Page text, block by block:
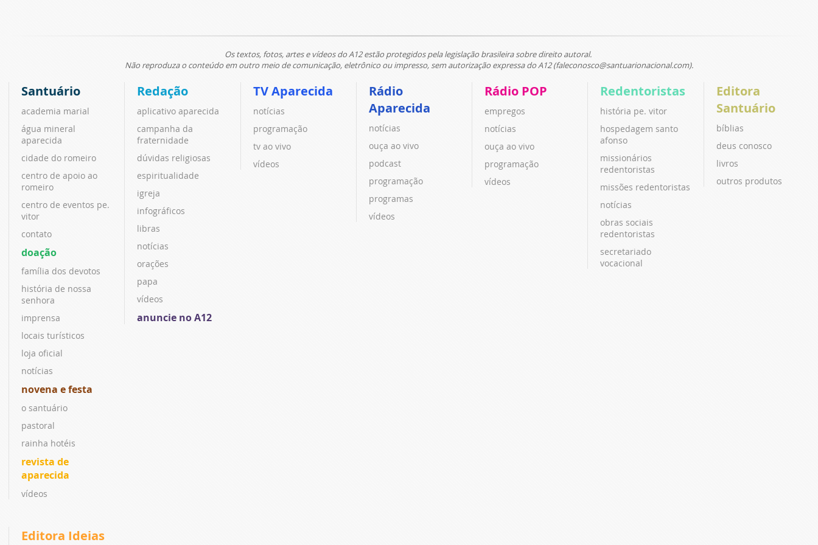
Os textos, fotos, artes e vídeos do A12 estão protegidos pela legislação brasileira sobre direito autoral.
Não reproduza o conteúdo em outro meio de comunicação, eletrônico ou impresso, sem autorização expressa do A12 (faleconosco@santuarionacional.com).
Santuário
academia marial
água mineral
aparecida
cidade do romeiro
centro de apoio ao
romeiro
centro de eventos pe.
vitor
contato
doação
família dos devotos
história de nossa
senhora
imprensa
locais turísticos
loja oficial
notícias
novena e festa
o santuário
pastoral
rainha hotéis
revista de
aparecida
vídeos
Redação
aplicativo aparecida
campanha da
fraternidade
dúvidas religiosas
espiritualidade
igreja
infográficos
libras
notícias
orações
papa
vídeos
anuncie no A12
TV Aparecida
notícias
programação
tv ao vivo
vídeos
Rádio
Aparecida
notícias
ouça ao vivo
podcast
programação
programas
vídeos
Rádio POP
empregos
notícias
ouça ao vivo
programação
vídeos
Redentoristas
história pe. vitor
hospedagem santo
afonso
missionários
redentoristas
missões redentoristas
notícias
obras sociais
redentoristas
secretariado
vocacional
Editora
Santuário
bíblias
deus conosco
livros
outros produtos
Editora Ideias